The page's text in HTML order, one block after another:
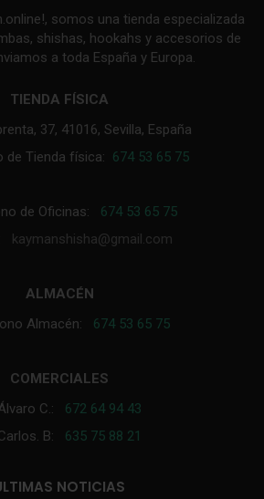
somos una tienda especializada
shishas, hookahs y accesorios de
a toda España y Europa.
TIENDA FÍSICA
37, 41016, Sevilla, España
de Tienda física: 674 53 65 75
de Oficinas: 674 53 65 75
kaymanshisha@gmail.com
ALMACÉN
Almacén: 674 53 65 75
COMERCIALES
C.: 672 64 94 43
B: 635 75 88 21
NOTICIAS